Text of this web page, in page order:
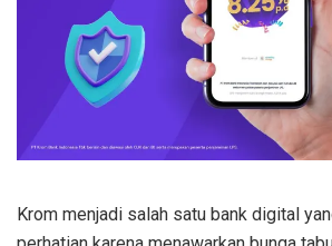
Krom menjadi salah satu bank digital